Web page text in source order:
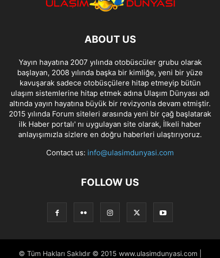
ABOUT US
Yayın hayatına 2007 yılında otobüscüler grubu olarak
başlayan, 2008 yılında başka bir kimliğe, yeni bir yüze
kavuşarak sadece otobüsçülere hitap etmeyip bütün
ulaşım sistemlerine hitap etmek adına Ulaşım Dünyası adı
altında yayın hayatına büyük bir revizyonla devam etmiştir.
2015 yılında Forum siteleri arasında yeni bir çağ başlatarak
ilk Haber portalı' nı uygulayan site olarak, İlkeli haber
anlayışımızla sizlere en doğru haberleri ulaştırıyoruz.
Contact us: info@ulasimdunyasi.com
FOLLOW US
© Tüm Hakları Saklıdır © 2015 www.ulasimdunyasi.com |